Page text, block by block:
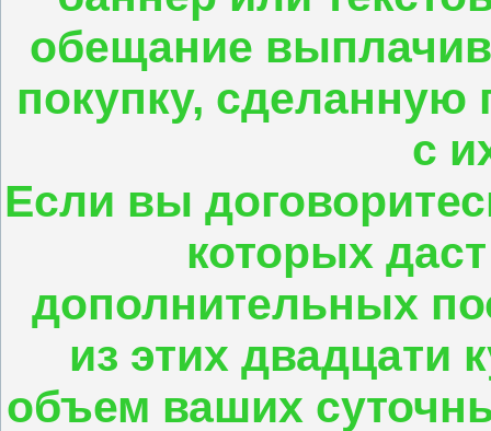
обещание
покупку,
с
Если вы
которых
дополнительных
из этих двадцати
объем ваших